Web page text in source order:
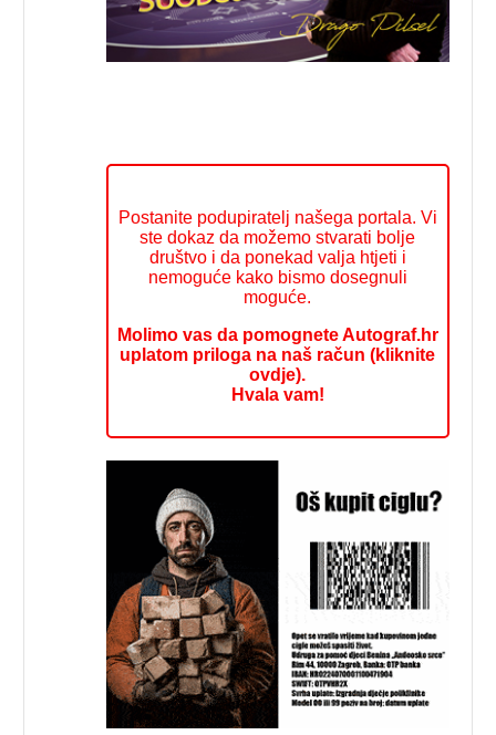
Postanite podupiratelj našega portala. Vi
ste dokaz da možemo stvarati bolje
društvo i da ponekad valja htjeti i
nemoguće kako bismo dosegnuli
moguće.
Molimo vas da pomognete Autograf.hr
uplatom priloga na naš račun (kliknite
ovdje).
Hvala vam!